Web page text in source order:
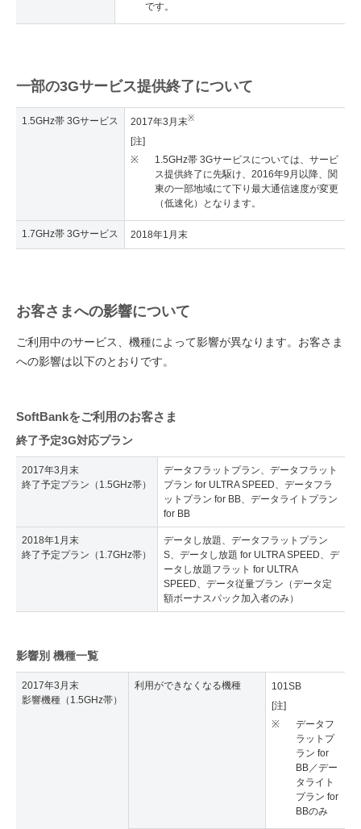
です。
一部の3Gサービス提供終了について
1.5GHz帯 3Gサービス 2017年3月末※
[注]
※
1.5GHz帯 3Gサービスについては、サービ
ス提供終了に先駆け、2016年9月以降、関
東の一部地域にて下り最大通信速度が変更
（低速化）となります。
1.7GHz帯 3Gサービス 2018年1月末
お客さまへの影響について
ご利用中のサービス、機種によって影響が異なります。お客さま
への影響は以下のとおりです。
SoftBankをご利用のお客さま
終了予定3G対応プラン
2017年3月末
終了予定プラン（1.5GHz帯）
データフラットプラン、データフラット
プラン for ULTRA SPEED、データフラ
ットプラン for BB、データライトプラン
for BB
2018年1月末
終了予定プラン（1.7GHz帯）
データし放題、データフラットプラン
S、データし放題 for ULTRA SPEED、デ
ータし放題フラット for ULTRA
SPEED、データ従量プラン（データ定
額ボーナスパック加入者のみ）
影響別 機種一覧
2017年3月末
影響機種（1.5GHz帯）
利用ができなくなる機種
101SB
[注]
※
データフ
ラットプ
ラン for
BB／デー
タライト
プラン for
BBのみ